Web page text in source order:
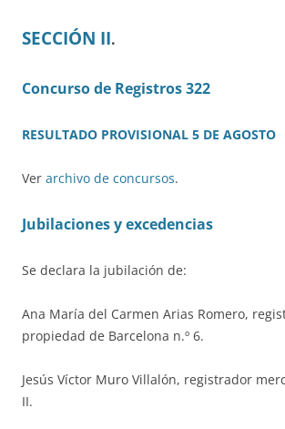
SECCIÓN II.
Concurso de Registros 322
RESULTADO PROVISIONAL 5 DE AGOSTO
Ver archivo de concursos.
Jubilaciones y excedencias
Se declara la jubilación de:
Ana María del Carmen Arias Romero,
propiedad de Barcelona n.º 6.
Jesús Víctor Muro Villalón, registrador
II.